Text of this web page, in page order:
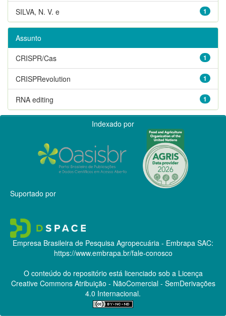
1
SILVA, N. V. e
Assunto
1
CRISPR/Cas
1
CRISPRevolution
1
RNA editing
Indexado por
Suportado por
Empresa Brasileira de Pesquisa Agropecuária - Embrapa SAC:
https://www.embrapa.br/fale-conosco
O conteúdo do repositório está licenciado sob a Licença
Creative CommonsAtribuição - NãoComercial - SemDerivações
4.0 Internacional.